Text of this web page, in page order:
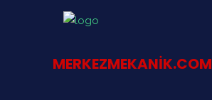
MERKEZMEKANIK.COM